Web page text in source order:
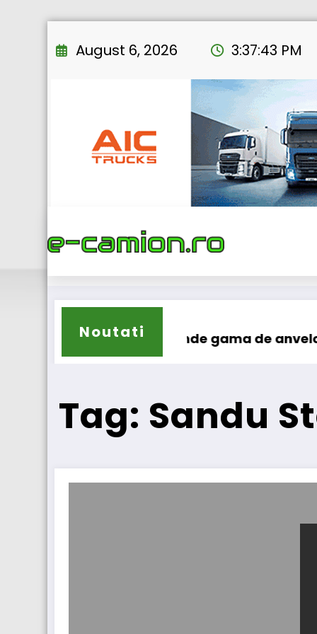
to
August 6, 2026 3:37:44 PM
Noutati
își extinde gama de anvelope pentru
Tag: Sandu